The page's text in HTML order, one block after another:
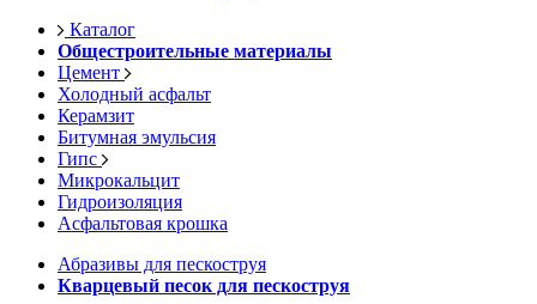
Каталог
Общестроительные материалы
Цемент
Холодный асфальт
Керамзит
Битумная эмульсия
Гипс
Микрокальцит
Гидроизоляция
Асфальтовая крошка
Абразивы для пескоструя
Кварцевый песок для пескоструя